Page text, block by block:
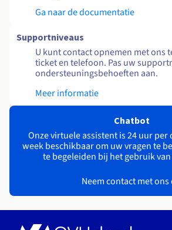
Ga naar de documentatie
Supportniveaus
U kunt contact opnemen met ons
ticket en telefoon. Pas uw
ondersteuningsbehoeften aan.
Meer informatie
Chatbot
Onze virtuele assistent is 24 uur per
week beschikbaar om uw vragen te
te begeleiden bij het gebruik
Neem contact met ons